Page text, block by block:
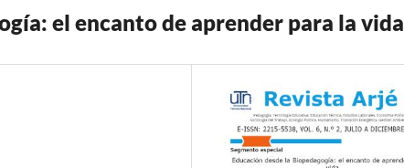
el encanto de aprender para la vida